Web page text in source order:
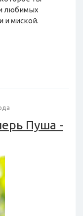
любимых
и миской.
Пуша -